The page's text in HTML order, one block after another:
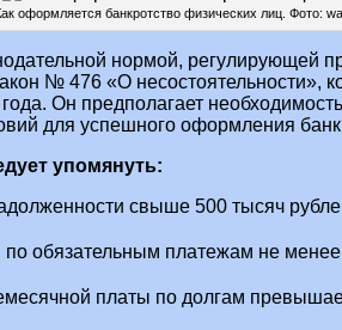
оформляется банкротство физических лиц. Фото:
нормой, регулирующей
№ 476 «О несостоятельности»,
Он предполагает
для успешного оформления
упомянуть:
свыше 500 тысяч
по обязательным платежам не
платы по долгам